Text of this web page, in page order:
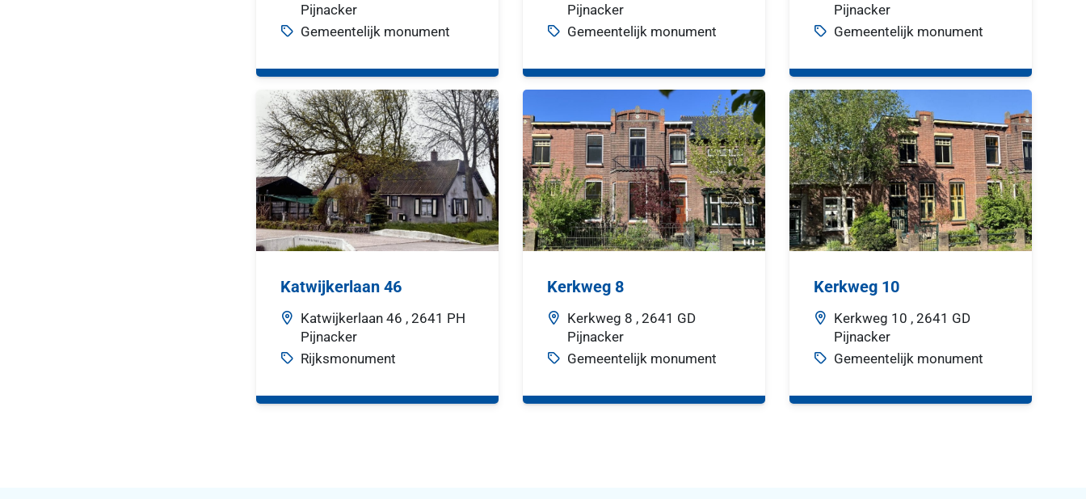
Pijnacker
Gemeentelijk monument
Pijnacker
Gemeentelijk monument
Pijnacker
Gemeentelijk monument
Katwijkerlaan 46
Katwijkerlaan 46 ,2641 PH
Pijnacker
Rijksmonument
Kerkweg 8
Kerkweg 8 ,2641 GD
Pijnacker
Gemeentelijk monument
Kerkweg 10
Kerkweg 10 ,2641 GD
Pijnacker
Gemeentelijk monument